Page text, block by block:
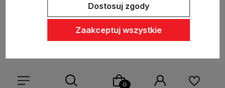
Dostosuj zgody
Zaakceptuj wszystkie